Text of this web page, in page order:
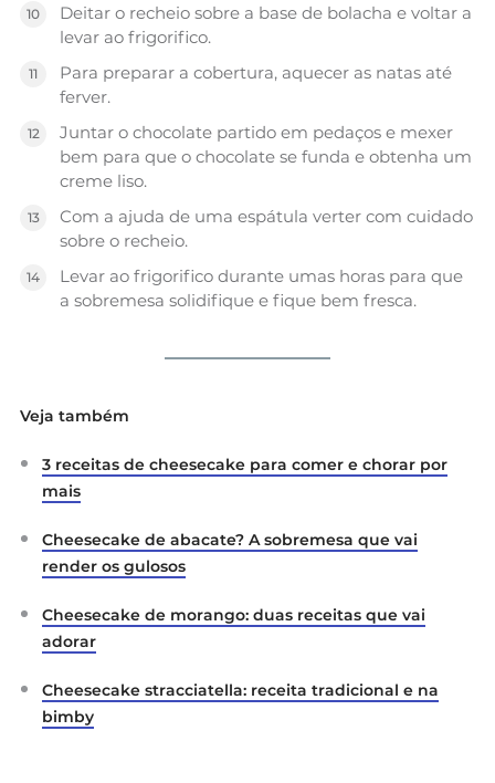
Deitar o recheio sobre a base de bolacha e voltar a
levar ao frigorifico.
Para preparar a cobertura, aquecer as natas até
ferver.
Juntar o chocolate partido em pedaços e mexer
bem para que o chocolate se funda e obtenha um
creme liso.
Com a ajuda de uma espátula verter com cuidado
sobre o recheio.
Levar ao frigorifico durante umas horas para que
a sobremesa solidifique e fique bem fresca.
Veja também
3 receitas de cheesecake para comer e chorar por
mais
Cheesecake de abacate? A sobremesa que vai
render os gulosos
Cheesecake de morango: duas receitas que vai
adorar
Cheesecake stracciatella: receita tradicional e na
bimby